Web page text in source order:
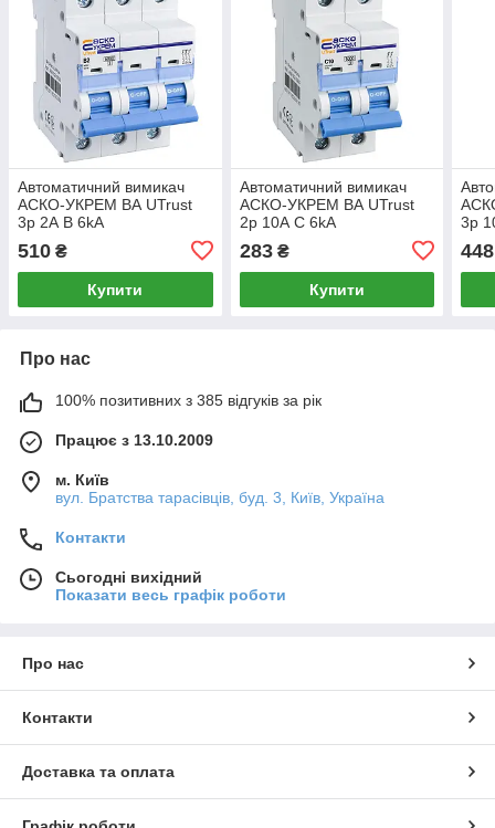
Автоматичний вимикач
АСКО-УКРЕМ ВА UTrust
3р 2А B 6kА
510 ₴
Купити
Автоматичний вимикач
АСКО-УКРЕМ ВА UTrust
2р 10А С 6kА
283₴
Купити
3р
448
Про нас
100% позитивних з 385 відгуків за рік
Працює з 13.10.2009
м. Київ
вул. Братства тарасівців, буд. 3, Київ, Україна
Контакти
Сьогодні вихідний
Показати весь графік роботи
Про нас
Контакти
Доставка та оплата